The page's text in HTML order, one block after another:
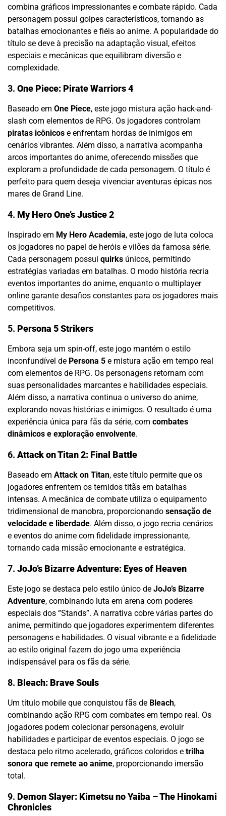
combina gráficos impressionantes e combate rápido. Cada
personagem possui golpes característicos, tornando as
batalhas emocionantes e fiéis ao anime. A popularidade do
título se deve à precisão na adaptação visual, efeitos
especiais e mecânicas que equilibram diversão e
complexidade.
3. One Piece: Pirate Warriors 4
Baseado em One Piece, este jogo mistura ação hack-and-
slash com elementos de RPG. Os jogadores controlam
piratas icônicos e enfrentam hordas de inimigos em
cenários vibrantes. Além disso, a narrativa acompanha
arcos importantes do anime, oferecendo missões que
exploram a profundidade de cada personagem. O título é
perfeito para quem deseja vivenciar aventuras épicas nos
mares de Grand Line.
4. My Hero One’s Justice 2
Inspirado em My Hero Academia, este jogo de luta coloca
os jogadores no papel de heróis e vilões da famosa série.
Cada personagem possui quirks únicos, permitindo
estratégias variadas em batalhas. O modo história recria
eventos importantes do anime, enquanto o multiplayer
online garante desafios constantes para os jogadores mais
competitivos.
5. Persona 5 Strikers
Embora seja um spin-off, este jogo mantém o estilo
inconfundível de Persona 5 e mistura ação em tempo real
com elementos de RPG. Os personagens retornam com
suas personalidades marcantes e habilidades especiais.
Além disso, a narrativa continua o universo do anime,
explorando novas histórias e inimigos. O resultado é uma
experiência única para fãs da série, com combates
dinâmicos e exploração envolvente.
6. Attack on Titan 2: Final Battle
Baseado em Attack on Titan, este título permite que os
jogadores enfrentem os temidos titãs em batalhas
intensas. A mecânica de combate utiliza o equipamento
tridimensional de manobra, proporcionando sensação de
velocidade e liberdade. Além disso, o jogo recria cenários
e eventos do anime com fidelidade impressionante,
tornando cada missão emocionante e estratégica.
7. JoJo’s Bizarre Adventure: Eyes of Heaven
Este jogo se destaca pelo estilo único de JoJo’s Bizarre
Adventure, combinando luta em arena com poderes
especiais dos “Stands”. A narrativa cobre várias partes do
anime, permitindo que jogadores experimentem diferentes
personagens e habilidades. O visual vibrante e a fidelidade
ao estilo original fazem do jogo uma experiência
indispensável para os fãs da série.
8. Bleach: Brave Souls
Um título mobile que conquistou fãs de Bleach,
combinando ação RPG com combates em tempo real. Os
jogadores podem colecionar personagens, evoluir
habilidades e participar de eventos especiais. O jogo se
destaca pelo ritmo acelerado, gráficos coloridos e trilha
sonora que remete ao anime, proporcionando imersão
total.
9. Demon Slayer: Kimetsu no Yaiba – The Hinokami
Chronicles